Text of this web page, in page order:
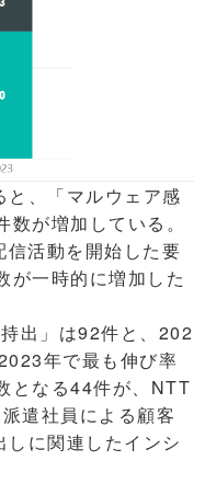
、「マルウェア感
が増加している。
活動を開始した要
が一時的に増加した
出」は92件と、202
年で最も伸び率
となる44件が、NTT
遣社員による顧客
に関連したインシ